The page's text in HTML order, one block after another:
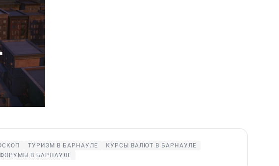
ТУРИЗМ В БАРНАУЛЕ
КУРСЫ ВАЛЮТ В БАРНАУЛЕ
ФОРУМЫ В БАРНАУЛЕ